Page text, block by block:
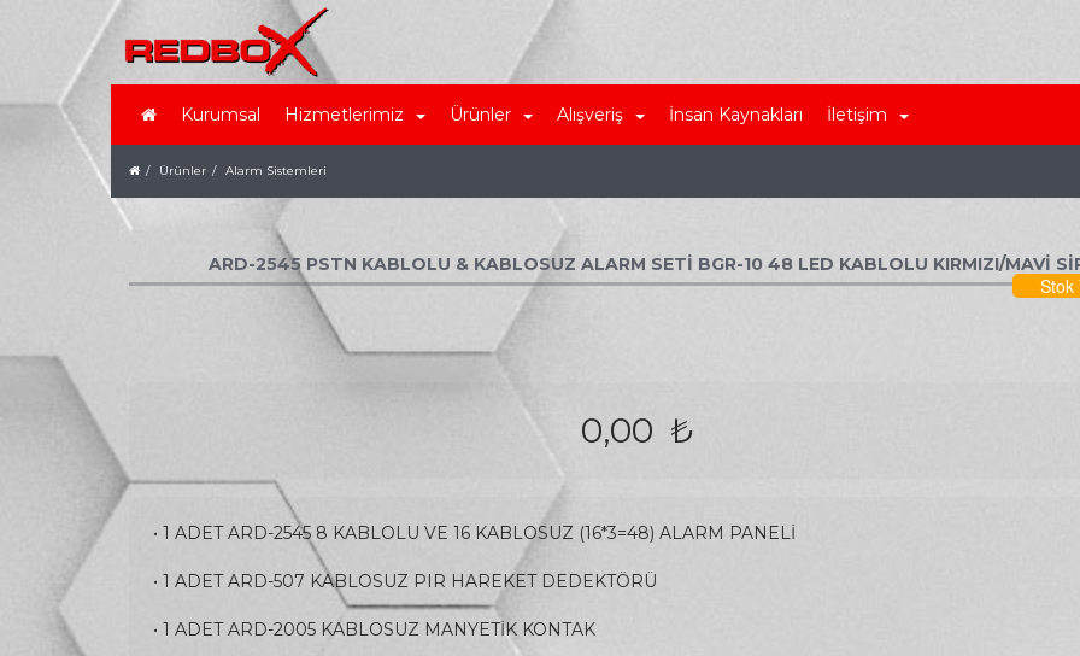
Kurumsal Hizmetlerimiz Ürünler Alışveriş İnsan Kaynakları İletişim
Ürünler Alarm Sistemleri
ARD-2545 PSTN KABLOLU & KABLOSUZ ALARM SETİ BGR-10 48 LED KABLOLU KIRMIZI/MAVİ
Stok
0,00 ₺
• 1 ADET ARD-2545 8 KABLOLU VE 16 KABLOSUZ (16*3=48) ALARM PANELİ
• 1 ADET ARD-507 KABLOSUZ PIR HAREKET DEDEKTÖRÜ
• 1 ADET ARD-2005 KABLOSUZ MANYETİK KONTAK